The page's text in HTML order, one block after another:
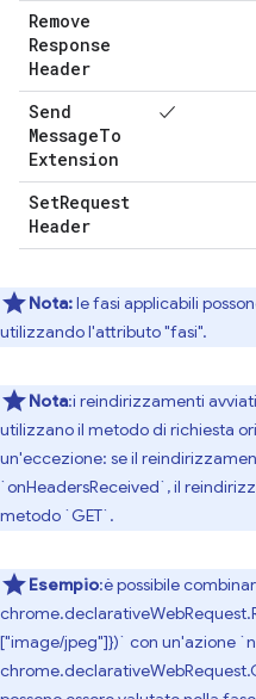
Remove
Response
Header
Send
MessageTo
Extension
✓
SetRequest
Header
Nota:le fasi applicabili
utilizzando l'attributo "fasi".
Nota:i reindirizzamenti
utilizzano il metodo di richiesta
un'eccezione: se il
`onHeadersReceived`, il
metodo `GET`.
Esempio:è possibile
["image/jpeg"]})` con un'azione